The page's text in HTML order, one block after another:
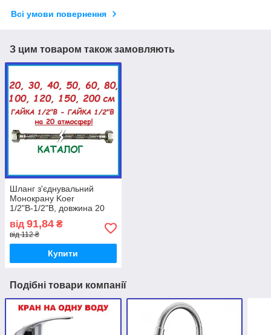
Всі умови повернення
З цим товаром також замовляють
Шланг з'єднувальний
Монокрану Koer
1/2"В-1/2"В, довжина 20
30 40 50 60 80 100 120
150 200 см
від 91,84 ₴
від 112 ₴
Купити
Подібні товари компанії